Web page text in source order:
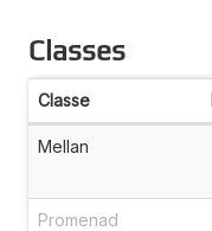
Classes
Classe
Mellan
Promenad